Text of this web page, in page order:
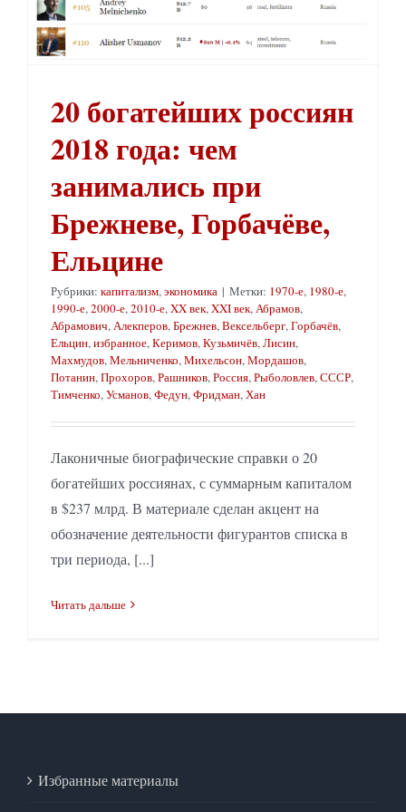
20 богатейших россиян
2018 года: чем
занимались при
Брежневе, Горбачёве,
Ельцине
Рубрики: капитализм, экономика | Метки: 1970-е, 1980-е,
1990-е, 2000-е, 2010-е, XX век, XXI век, Абрамов,
Абрамович, Алекперов, Брежнев, Вексельберг, Горбачёв,
Ельцин, избранное, Керимов, Кузьмичёв, Лисин,
Махмудов, Мельниченко, Михельсон, Мордашов,
Потанин, Прохоров, Рашников, Россия, Рыболовлев, СССР,
Тимченко, Усманов, Федун, Фридман, Хан
Лаконичные биографические справки о 20
богатейших россиянах, с суммарным капиталом
в $237 млрд. В материале сделан акцент на
обозначение деятельности фигурантов списка в
три периода, [...]
Читать дальше
Избранные материалы